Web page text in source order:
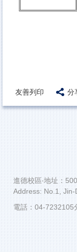
友善列印 分
進德校區‧地址：
Address: No.1,
電話：04-7232105